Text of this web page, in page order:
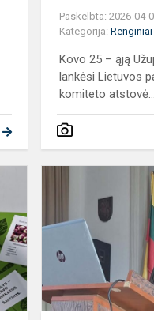
Paskelbta: 2026-04-
Kategorija:Renginiai
Kovo 25 – ąją
lankėsi Lietuvos
komiteto atstovė...
–
tavo
rankose“